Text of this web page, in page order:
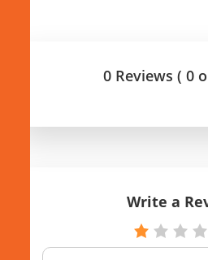
0 Reviews ( 0
Write a